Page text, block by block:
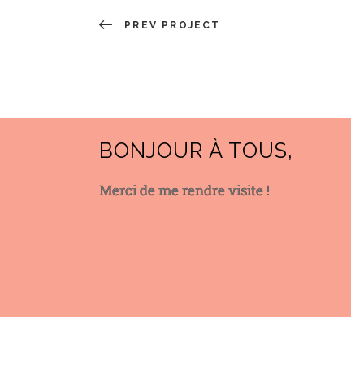
PREV PROJECT
BONJOUR À TOUS,
Merci de me rendre visite !